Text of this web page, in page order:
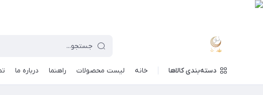
دسته‌بندی کالاها خانه لیست محصولات راهنما درباره ما